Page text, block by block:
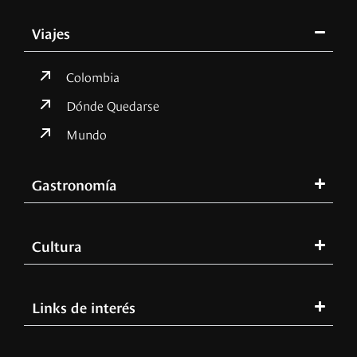
Viajes
Colombia
Dónde Quedarse
Mundo
Gastronomía
Cultura
Links de interés